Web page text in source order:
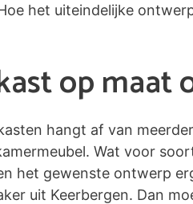
het uiteindelijke
op maat
hangt af van
Wat voor
het gewenste ontwerp
uit Keerbergen. Dan